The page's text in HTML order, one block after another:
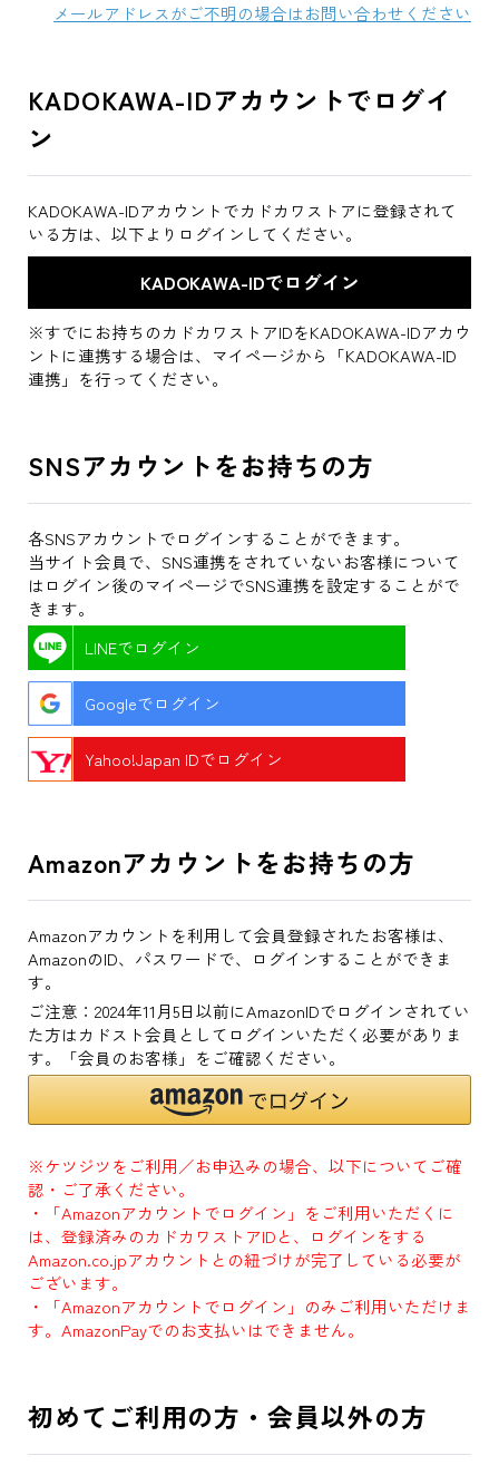
メールアドレスがご不明の場合はお問い合わせください
KADOKAWA-IDアカウントでログイ
ン
KADOKAWA-IDアカウントでカドカワストアに登録されて
いる方は、以下よりログインしてください。
※すでにお持ちのカドカワストアIDをKADOKAWA-IDアカウ
ントに連携する場合は、マイページから「KADOKAWA-ID
連携」を行ってください。
SNSアカウントをお持ちの方
各SNSアカウントでログインすることができます。
当サイト会員で、SNS連携をされていないお客様について
はログイン後のマイページでSNS連携を設定することがで
きます。
LINEでログイン
Googleでログイン
Yahoo!Japan IDでログイン
Amazonアカウントをお持ちの方
Amazonアカウントを利用して会員登録されたお客様は、
AmazonのID、パスワードで、ログインすることができま
す。
ご注意：2024年11月5日以前にAmazonIDでログインされてい
た方はカドスト会員としてログインいただく必要がありま
す。「会員のお客様」をご確認ください。
※ケツジツをご利用／お申込みの場合、以下についてご確
認・ご了承ください。
・「Amazonアカウントでログイン」をご利用いただくに
は、登録済みのカドカワストアIDと、ログインをする
Amazon.co.jpアカウントとの紐づけが完了している必要が
ございます。
・「Amazonアカウントでログイン」のみご利用いただけま
す。AmazonPayでのお支払いはできません。
初めてご利用の方・会員以外の方